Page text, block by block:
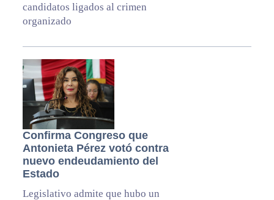
candidatos ligados al crimen
organizado
Confirma Congreso que
Antonieta Pérez votó contra
nuevo endeudamiento del
Estado
Legislativo admite que hubo un